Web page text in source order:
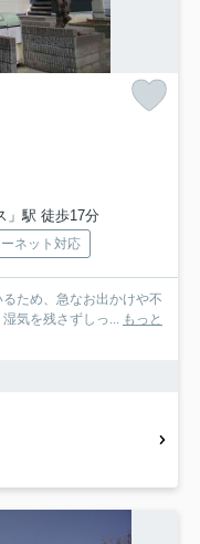
」駅 徒歩17分
ネット対応
ため、急なお出かけや不
気を残さずしっ... もっと